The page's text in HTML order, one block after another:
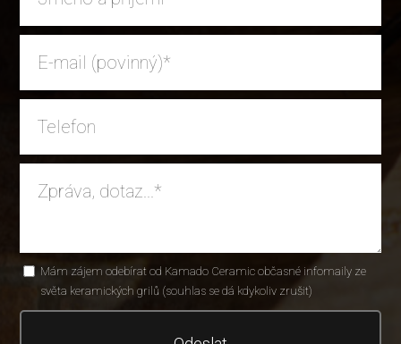
Mám zájem odebírat od Kamado Ceramic občasné infomaily ze
světa keramických grilů (souhlas se dá kdykoliv zrušit)